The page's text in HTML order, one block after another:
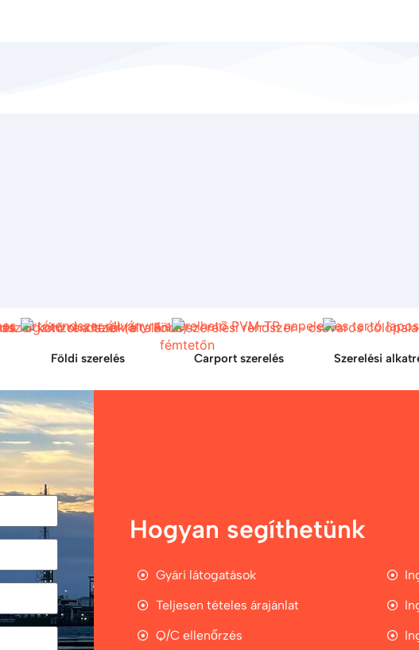
Földi szerelés Carport szerelés Szerelési
Hogyan segíthetünk
Gyári látogatások
Teljesen tételes árajánlat
Q/C ellenőrzés